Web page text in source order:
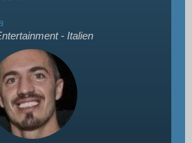
- Italien